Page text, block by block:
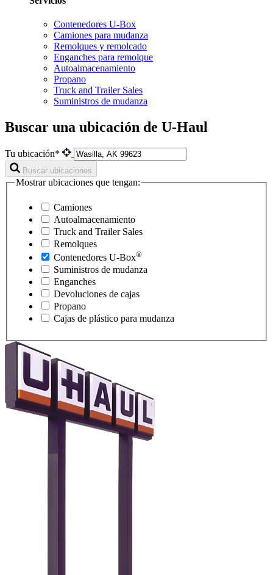
Contenedores U-Box
Camiones para mudanza
Remolques y remolcado
Enganches para remolque
Autoalmacenamiento
Propano
Truck and Trailer Sales
Suministros de mudanza
Buscar una ubicación de U-Haul
Tu ubicación*
Buscar ubicaciones
Mostrar ubicaciones que tengan:
Camiones
Autoalmacenamiento
Truck and Trailer Sales
Remolques
Contenedores U-Box®
Suministros de mudanza
Enganches
Devoluciones de cajas
Propano
Cajas de plástico para mudanza